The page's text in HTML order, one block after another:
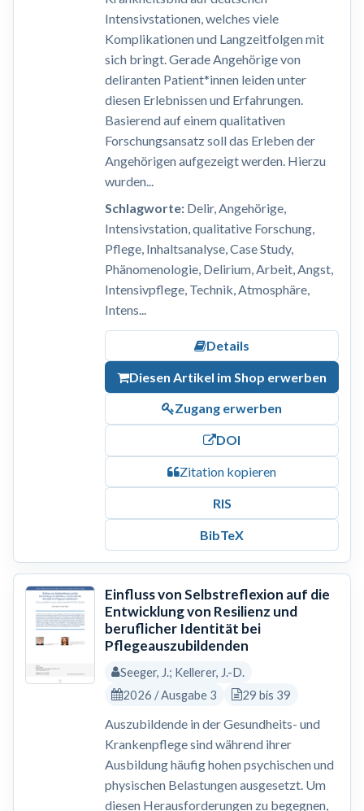
Intensivstationen, welches viele
Komplikationen und Langzeitfolgen mit
sich bringt. Gerade Angehörige von
deliranten Patient*innen leiden unter
diesen Erlebnissen und Erfahrungen.
Basierend auf einem qualitativen
Forschungsansatz soll das Erleben der
Angehörigen aufgezeigt werden. Hierzu
wurden...
Schlagworte:Delir, Angehörige,
Intensivstation, qualitative Forschung,
Pflege, Inhaltsanalyse, Case Study,
Phänomenologie, Delirium, Arbeit, Angst,
Intensivpflege, Technik, Atmosphäre,
Intens...
Details
Diesen Artikel im Shop erwerben
Zugang erwerben
DOI
Zitation kopieren
RIS
BibTeX
Einfluss von Selbstreflexion auf die
Entwicklung von Resilienz und
beruflicher Identität bei
Pflegeauszubildenden
Seeger, J.; Kellerer, J.-D.
2026 / Ausgabe 3
29 bis 39
Auszubildende in der Gesundheits- und
Krankenpflege sind während ihrer
Ausbildung häufig hohen psychischen und
physischen Belastungen ausgesetzt. Um
diesen Herausforderungen zu begegnen,